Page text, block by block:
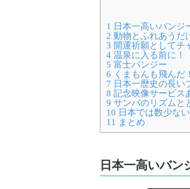
1 日本一高いバンジ
2 動物とふれあうだ
3 開運祈願としてチ
4 温泉に入る前に！
5 富士バンジー
6 くまもんも飛んだ
7 日本一歴史の長い
8 記念映像サービス
9 サンバのリズムと
10 日本では数少な
11 まとめ
日本一高いバン